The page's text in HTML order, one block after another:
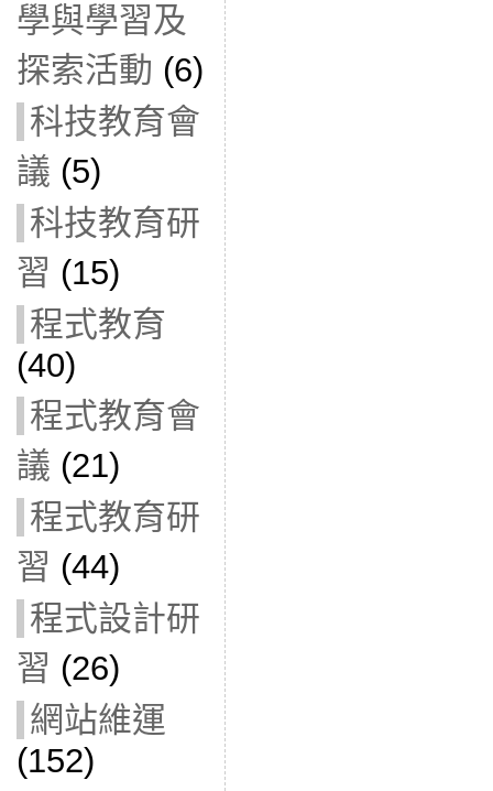
學與學習及
探索活動 (6)
科技教育會
議 (5)
科技教育研
習 (15)
程式教育
(40)
程式教育會
議 (21)
程式教育研
習 (44)
程式設計研
習 (26)
網站維運
(152)